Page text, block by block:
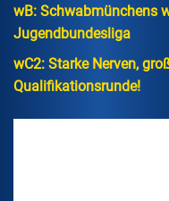
wB: Schwabmünchens
Jugendbundesliga
wC2: Starke Nerven,
Qualifikationsrunde!